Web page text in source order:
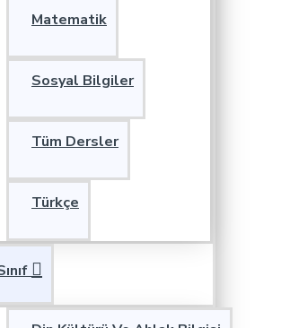
Matematik
Sosyal Bilgiler
Tüm Dersler
Türkçe